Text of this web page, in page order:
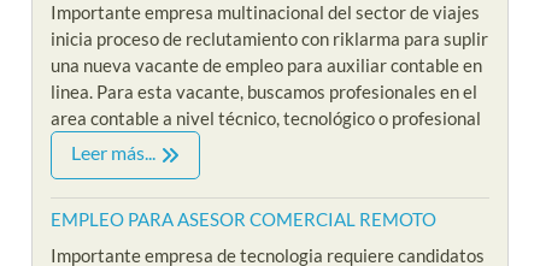
Importante empresa multinacional del sector de viajes
inicia proceso de reclutamiento con riklarma para suplir
una nueva vacante de empleo para auxiliar contable en
linea. Para esta vacante, buscamos profesionales en el
area contable a nivel técnico, tecnológico o profesional
Leer más...
EMPLEO PARA ASESOR COMERCIAL REMOTO
Importante empresa de tecnologia requiere candidatos